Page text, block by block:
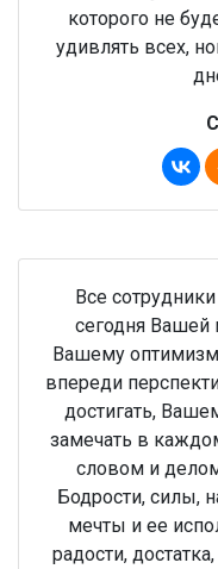
которого не
удивлять всех,
Все
сегодня Вашей
Вашему
впереди
достигать,
замечать в
словом и
Бодрости, силы,
мечты и ее
радости,